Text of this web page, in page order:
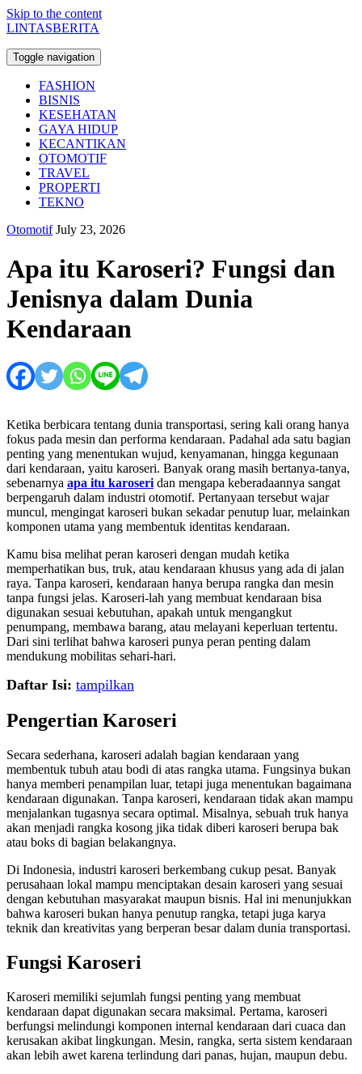
Skip to the content
LINTASBERITA
Toggle navigation
FASHION
BISNIS
KESEHATAN
GAYA HIDUP
KECANTIKAN
OTOMOTIF
TRAVEL
PROPERTI
TEKNO
Otomotif July 23, 2026
Apa itu Karoseri? Fungsi dan
Jenisnya dalam Dunia
Kendaraan
Ketika berbicara tentang dunia transportasi, sering kali orang hanya
fokus pada mesin dan performa kendaraan. Padahal ada satu bagian
penting yang menentukan wujud, kenyamanan, hingga kegunaan
dari kendaraan, yaitu karoseri. Banyak orang masih bertanya-tanya,
sebenarnya apa itu karoseri dan mengapa keberadaannya sangat
berpengaruh dalam industri otomotif. Pertanyaan tersebut wajar
muncul, mengingat karoseri bukan sekadar penutup luar, melainkan
komponen utama yang membentuk identitas kendaraan.
Kamu bisa melihat peran karoseri dengan mudah ketika
memperhatikan bus, truk, atau kendaraan khusus yang ada di jalan
raya. Tanpa karoseri, kendaraan hanya berupa rangka dan mesin
tanpa fungsi jelas. Karoseri-lah yang membuat kendaraan bisa
digunakan sesuai kebutuhan, apakah untuk mengangkut
penumpang, membawa barang, atau melayani keperluan tertentu.
Dari sini terlihat bahwa karoseri punya peran penting dalam
mendukung mobilitas sehari-hari.
Daftar Isi: tampilkan
Pengertian Karoseri
Secara sederhana, karoseri adalah bagian kendaraan yang
membentuk tubuh atau bodi di atas rangka utama. Fungsinya bukan
hanya memberi penampilan luar, tetapi juga menentukan bagaimana
kendaraan digunakan. Tanpa karoseri, kendaraan tidak akan mampu
menjalankan tugasnya secara optimal. Misalnya, sebuah truk hanya
akan menjadi rangka kosong jika tidak diberi karoseri berupa bak
atau boks di bagian belakangnya.
Di Indonesia, industri karoseri berkembang cukup pesat. Banyak
perusahaan lokal mampu menciptakan desain karoseri yang sesuai
dengan kebutuhan masyarakat maupun bisnis. Hal ini menunjukkan
bahwa karoseri bukan hanya penutup rangka, tetapi juga karya
teknik dan kreativitas yang berperan besar dalam dunia transportasi.
Fungsi Karoseri
Karoseri memiliki sejumlah fungsi penting yang membuat
kendaraan dapat digunakan secara maksimal. Pertama, karoseri
berfungsi melindungi komponen internal kendaraan dari cuaca dan
kerusakan akibat lingkungan. Mesin, rangka, serta sistem kendaraan
akan lebih awet karena terlindung dari panas, hujan, maupun debu.